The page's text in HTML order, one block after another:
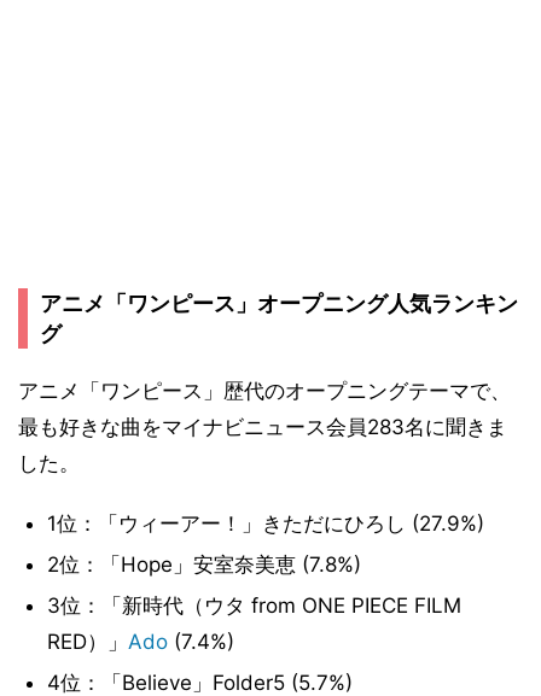
アニメ「ワンピース」オープニング人気ランキン
グ
アニメ「ワンピース」歴代のオープニングテーマで、
最も好きな曲をマイナビニュース会員283名に聞きま
した。
1位：「ウィーアー！」きただにひろし (27.9%)
2位：「Hope」安室奈美恵 (7.8%)
3位：「新時代（ウタ from ONE PIECE FILM
RED）」 Ado(7.4%)
4位：「Believe」Folder5 (5.7%)